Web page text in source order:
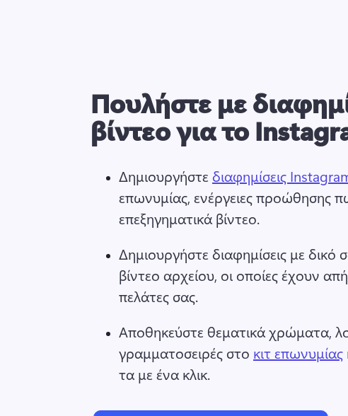
Πουλήστε με
βίντεο για το
Δημιουργήστε διαφημίσεις
επωνυμίας, ενέργειες προώθησης
επεξηγηματικά βίντεο.
Δημιουργήστε διαφημίσεις με δικό
βίντεο αρχείου, οι οποίες έχουν
πελάτες σας.
Αποθηκεύστε θεματικά χρώματα,
γραμματοσειρές στο κιτ επωνυμίας
τα με ένα κλικ.